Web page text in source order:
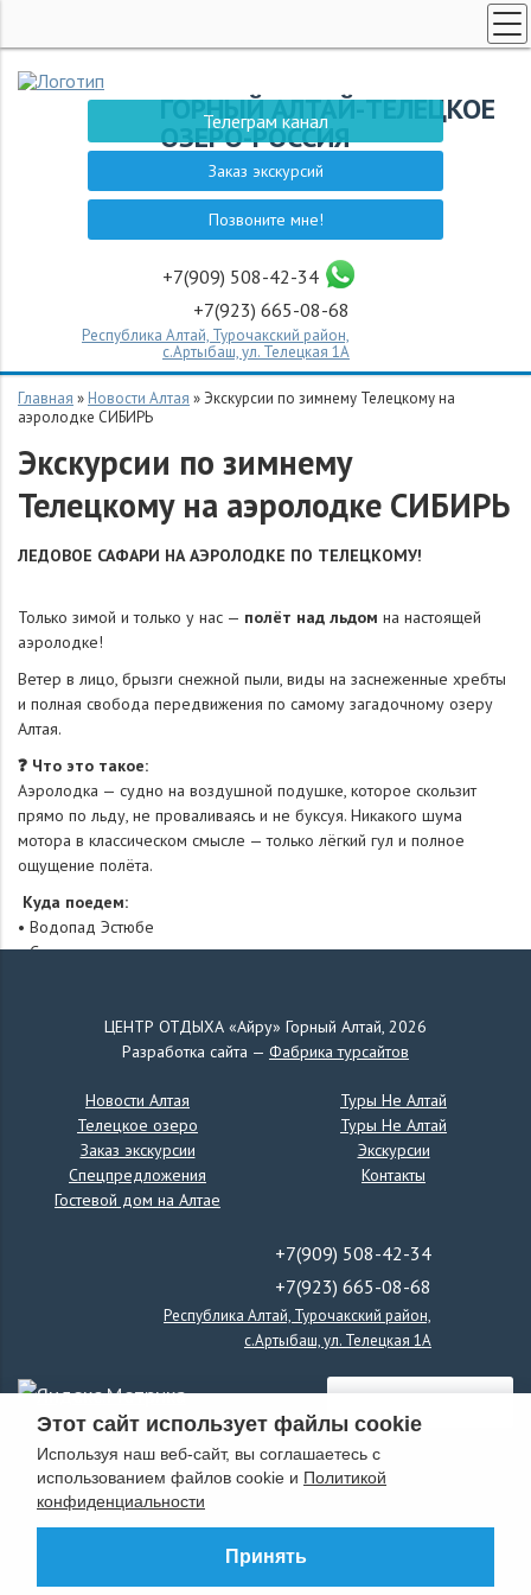
ГОРНЫЙ АЛТАЙ-ТЕЛЕЦКОЕ
ОЗЕРО-РОССИЯ
Телеграм канал
Заказ экскурсий
Позвоните мне!
+7(909) 508-42-34
+7(923) 665-08-68
Республика Алтай, Турочакский район,
с.Артыбаш, ул. Телецкая 1А
ЗАКАЗ ЭКСКУРСИИ
СПЕЦПРЕДЛОЖЕНИЯ
ГОСТЕВОЙ ДОМ НА АЛТАЕ
ТУРЫ НЕ АЛТАЙ
ТУРЫ НЕ АЛТАЙ
ЭКСКУРСИИ
КОНТАКТЫ
Главная » Новости Алтая » Экскурсии по зимнему Телецкому на
аэролодке СИБИРЬ
Экскурсии по зимнему
Телецкому на аэролодке СИБИРЬ
ЛЕДОВОЕ САФАРИ НА АЭРОЛОДКЕ ПО ТЕЛЕЦКОМУ!
Только зимой и только у нас — полёт над льдом на настоящей
аэролодке!
Ветер в лицо, брызги снежной пыли, виды на заснеженные хребты
и полная свобода передвижения по самому загадочному озеру
Алтая.
❓ Что это такое:
Аэролодка — судно на воздушной подушке, которое скользит
прямо по льду, не проваливаясь и не буксуя. Никакого шума
мотора в классическом смысле — только лёгкий гул и полное
ощущение полёта.
Куда поедем:
• Водопад Эстюбе
• Скалы-останцы
Что вас ждёт:
* Остановки в диких местах
* Горячий чай из термоса прямо на борту
Стоимость:
6 000 ₽с человека
Группы до 9 человек.
Запись и вопросы — в личные сообщения
Подписывайтесь на канал«РЕАЛЬНЫЙ ГИД», чтобы не пропустить
#ТелецкоеОзеро #Аэролодка #ЗимнийАлтай #ЛедовоеСафари
#РеальныйГид
ЦЕНТР ОТДЫХА «Айру» Горный Алтай, 2026
Разработка сайта — Фабрика турсайтов
Новости Алтая
Телецкое озеро
Заказ экскурсии
Спецпредложения
Гостевой дом на Алтае
Туры Не Алтай
Туры Не Алтай
Экскурсии
Контакты
+7(909) 508-42-34
+7(923) 665-08-68
Республика Алтай, Турочакский район,
с.Артыбаш, ул. Телецкая 1А
Этот сайт использует файлы cookie
Используя наш веб-сайт, вы соглашаетесь с
использованием файлов cookie и Политикой
конфиденциальности
Принять